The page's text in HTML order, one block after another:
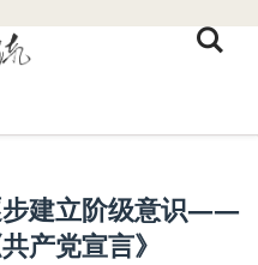
步建立阶级意识——
产党宣言》